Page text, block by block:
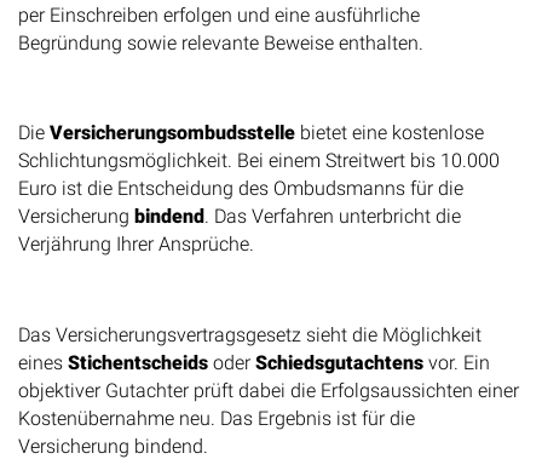
per Einschreiben erfolgen und eine ausführliche
Begründung sowie relevante Beweise enthalten.
Die Versicherungsombudsstelle bietet eine kostenlose
Schlichtungsmöglichkeit. Bei einem Streitwert bis 10.000
Euro ist die Entscheidung des Ombudsmanns für die
Versicherung bindend . Das Verfahren unterbricht die
Verjährung Ihrer Ansprüche.
Das Versicherungsvertragsgesetz sieht die Möglichkeit
eines Stichentscheids oder Schiedsgutachtens vor. Ein
objektiver Gutachter prüft dabei die Erfolgsaussichten einer
Kostenübernahme neu. Das Ergebnis ist für die
Versicherung bindend.